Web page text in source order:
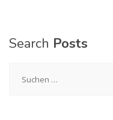
Search Posts
nach: